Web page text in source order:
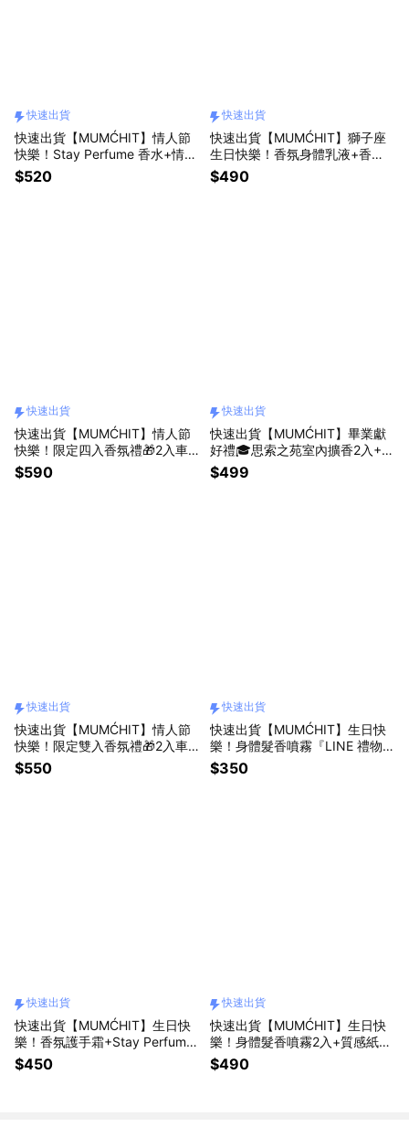
快速出貨
快速出貨【MUMĆHIT】情人節
快樂！Stay Perfume 香水+情意
禮盒(情人節禮物/限定好禮/專屬
禮盒)
$520
快速出貨
快速出貨【MUMĆHIT】獅子座
生日快樂！香氛身體乳液+香氛
護手霜2入+霧銀禮袋(生日禮物/
獅子座禮物)
$490
快速出貨
快速出貨【MUMĆHIT】情人節
快樂！限定四入香氛禮🎁2入車
用質感擴香禮盒+2入香氛護手霜
+霧銀禮袋 (情人節禮物/女生禮
$590
快速出貨
快速出貨【MUMĆHIT】畢業獻
好禮🎓思索之苑室內擴香2入+St
ay Perfume 香水+春光禮袋 (畢
業禮物/歡慶畢業/質感好禮/香氛
$499
快速出貨
快速出貨【MUMĆHIT】情人節
快樂！限定雙入香氛禮🎁2入車
用質感擴香禮盒+衣物香水+霧銀
禮袋(情人節禮物/女生禮物/男生
$550
快速出貨
快速出貨【MUMĆHIT】生日快
樂！身體髮香噴霧『LINE 禮物
獨家』(生日禮物/質感禮物/送禮
排行)
$350
快速出貨
快速出貨【MUMĆHIT】生日快
樂！香氛護手霜+Stay Perfume
香水+質感紙袋 (生日禮物/質感
好禮/香氛香水)
$450
快速出貨
快速出貨【MUMĆHIT】生日快
樂！身體髮香噴霧2入+質感紙袋
『LINE 禮物獨家』(生日禮物/推
薦送禮/送女生/送男生)
$490